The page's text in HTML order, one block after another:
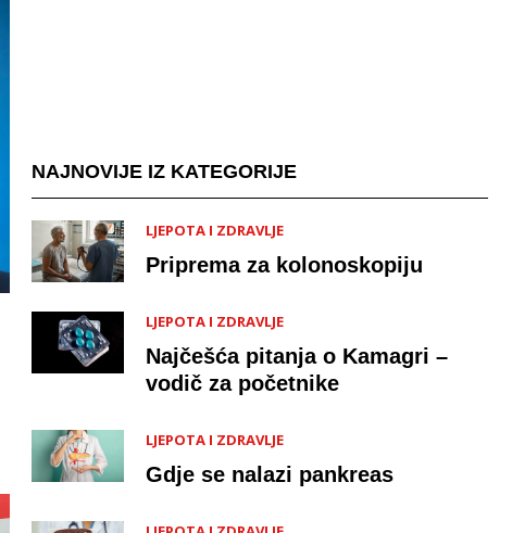
NAJNOVIJE IZ KATEGORIJE
LJEPOTA I ZDRAVLJE
Priprema za kolonoskopiju
LJEPOTA I ZDRAVLJE
Najčešća pitanja o Kamagri –
vodič za početnike
LJEPOTA I ZDRAVLJE
Gdje se nalazi pankreas